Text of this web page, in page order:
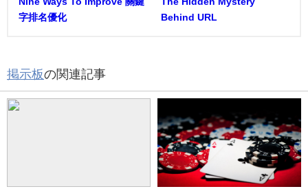
字排名優化
Behind URL
掲示板の関連記事